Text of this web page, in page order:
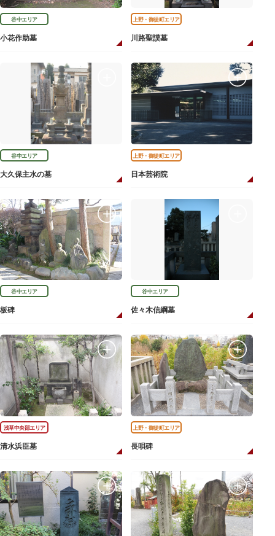
谷中エリア
小花作助墓
上野・御徒町エリア
川路聖謨墓
谷中エリア
大久保主水の墓
上野・御徒町エリア
日本芸術院
谷中エリア
板碑
谷中エリア
佐々木信綱墓
浅草中央部エリア
清水浜臣墓
上野・御徒町エリア
長唄碑